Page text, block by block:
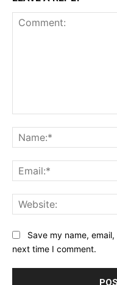
Baca Juga :
Lurah Gilimanuk
Save my name,
next time I comment.